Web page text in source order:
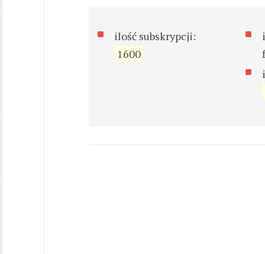
ilość subskrypcji:
1600